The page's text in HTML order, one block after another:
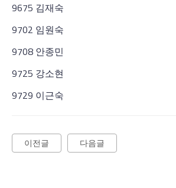
9675 김재숙
9702 임원숙
9708 안종민
9725 강소현
9729 이근숙
다음글
이전글